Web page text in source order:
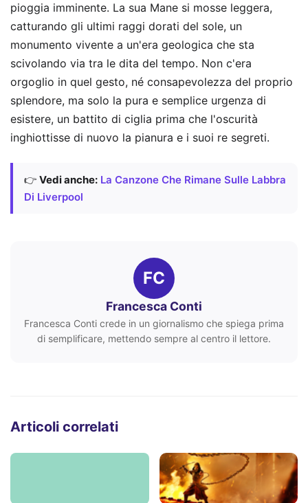
pioggia imminente. La sua Mane si mosse leggera,
catturando gli ultimi raggi dorati del sole, un
monumento vivente a un'era geologica che sta
scivolando via tra le dita del tempo. Non c'era
orgoglio in quel gesto, né consapevolezza del proprio
splendore, ma solo la pura e semplice urgenza di
esistere, un battito di ciglia prima che l'oscurità
inghiottisse di nuovo la pianura e i suoi re segreti.
👉 Vedi anche: La Canzone Che Rimane Sulle Labbra
Di Liverpool
FC
Francesca Conti
Francesca Conti crede in un giornalismo che spiega prima
di semplificare, mettendo sempre al centro il lettore.
Articoli correlati